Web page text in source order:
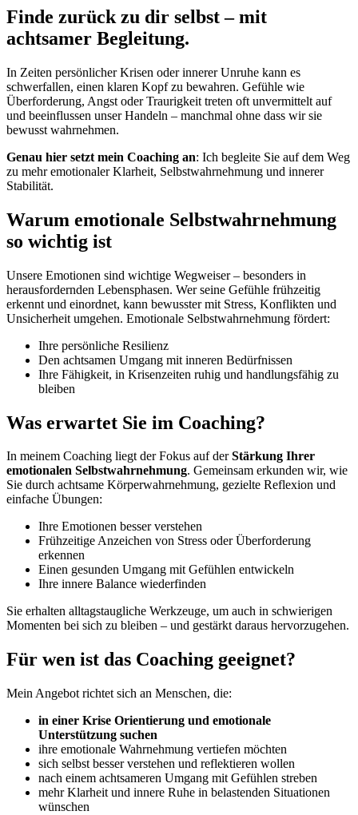
Finde zurück zu dir selbst – mit
achtsamer Begleitung.
In Zeiten persönlicher Krisen oder innerer Unruhe kann es
schwerfallen, einen klaren Kopf zu bewahren. Gefühle wie
Überforderung, Angst oder Traurigkeit treten oft unvermittelt auf
und beeinflussen unser Handeln – manchmal ohne dass wir sie
bewusst wahrnehmen.
Genau hier setzt mein Coaching an: Ich begleite Sie auf dem Weg
zu mehr emotionaler Klarheit, Selbstwahrnehmung und innerer
Stabilität.
Warum emotionale Selbstwahrnehmung
so wichtig ist
Unsere Emotionen sind wichtige Wegweiser – besonders in
herausfordernden Lebensphasen. Wer seine Gefühle frühzeitig
erkennt und einordnet, kann bewusster mit Stress, Konflikten und
Unsicherheit umgehen. Emotionale Selbstwahrnehmung fördert:
Ihre persönliche Resilienz
Den achtsamen Umgang mit inneren Bedürfnissen
Ihre Fähigkeit, in Krisenzeiten ruhig und handlungsfähig zu
bleiben
Was erwartet Sie im Coaching?
In meinem Coaching liegt der Fokus auf derStärkung Ihrer
emotionalen Selbstwahrnehmung. Gemeinsam erkunden wir, wie
Sie durch achtsame Körperwahrnehmung, gezielte Reflexion und
einfache Übungen:
Ihre Emotionen besser verstehen
Frühzeitige Anzeichen von Stress oder Überforderung
erkennen
Einen gesunden Umgang mit Gefühlen entwickeln
Ihre innere Balance wiederfinden
Sie erhalten alltagstaugliche Werkzeuge, um auch in schwierigen
Momenten bei sich zu bleiben – und gestärkt daraus hervorzugehen.
Für wen ist das Coaching geeignet?
Mein Angebot richtet sich an Menschen, die:
in einer Krise Orientierung und emotionale
Unterstützung suchen
ihre emotionale Wahrnehmung vertiefen möchten
sich selbst besser verstehen und reflektieren wollen
nach einem achtsameren Umgang mit Gefühlen streben
mehr Klarheit und innere Ruhe in belastenden Situationen
wünschen